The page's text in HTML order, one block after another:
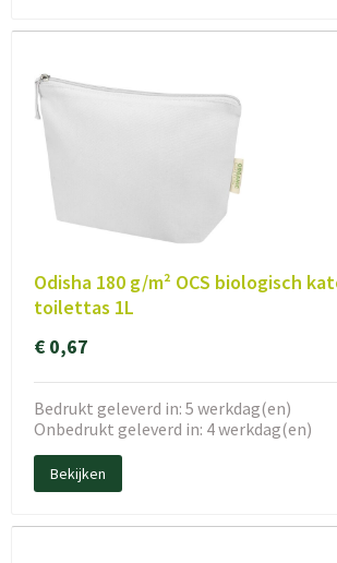
Odisha 180 g/m² OCS biologisch
toilettas 1L
€ 0,67
Bedrukt geleverd in: 5 werkdag(en)
Onbedrukt geleverd in: 4 werkdag(en)
Bekijken